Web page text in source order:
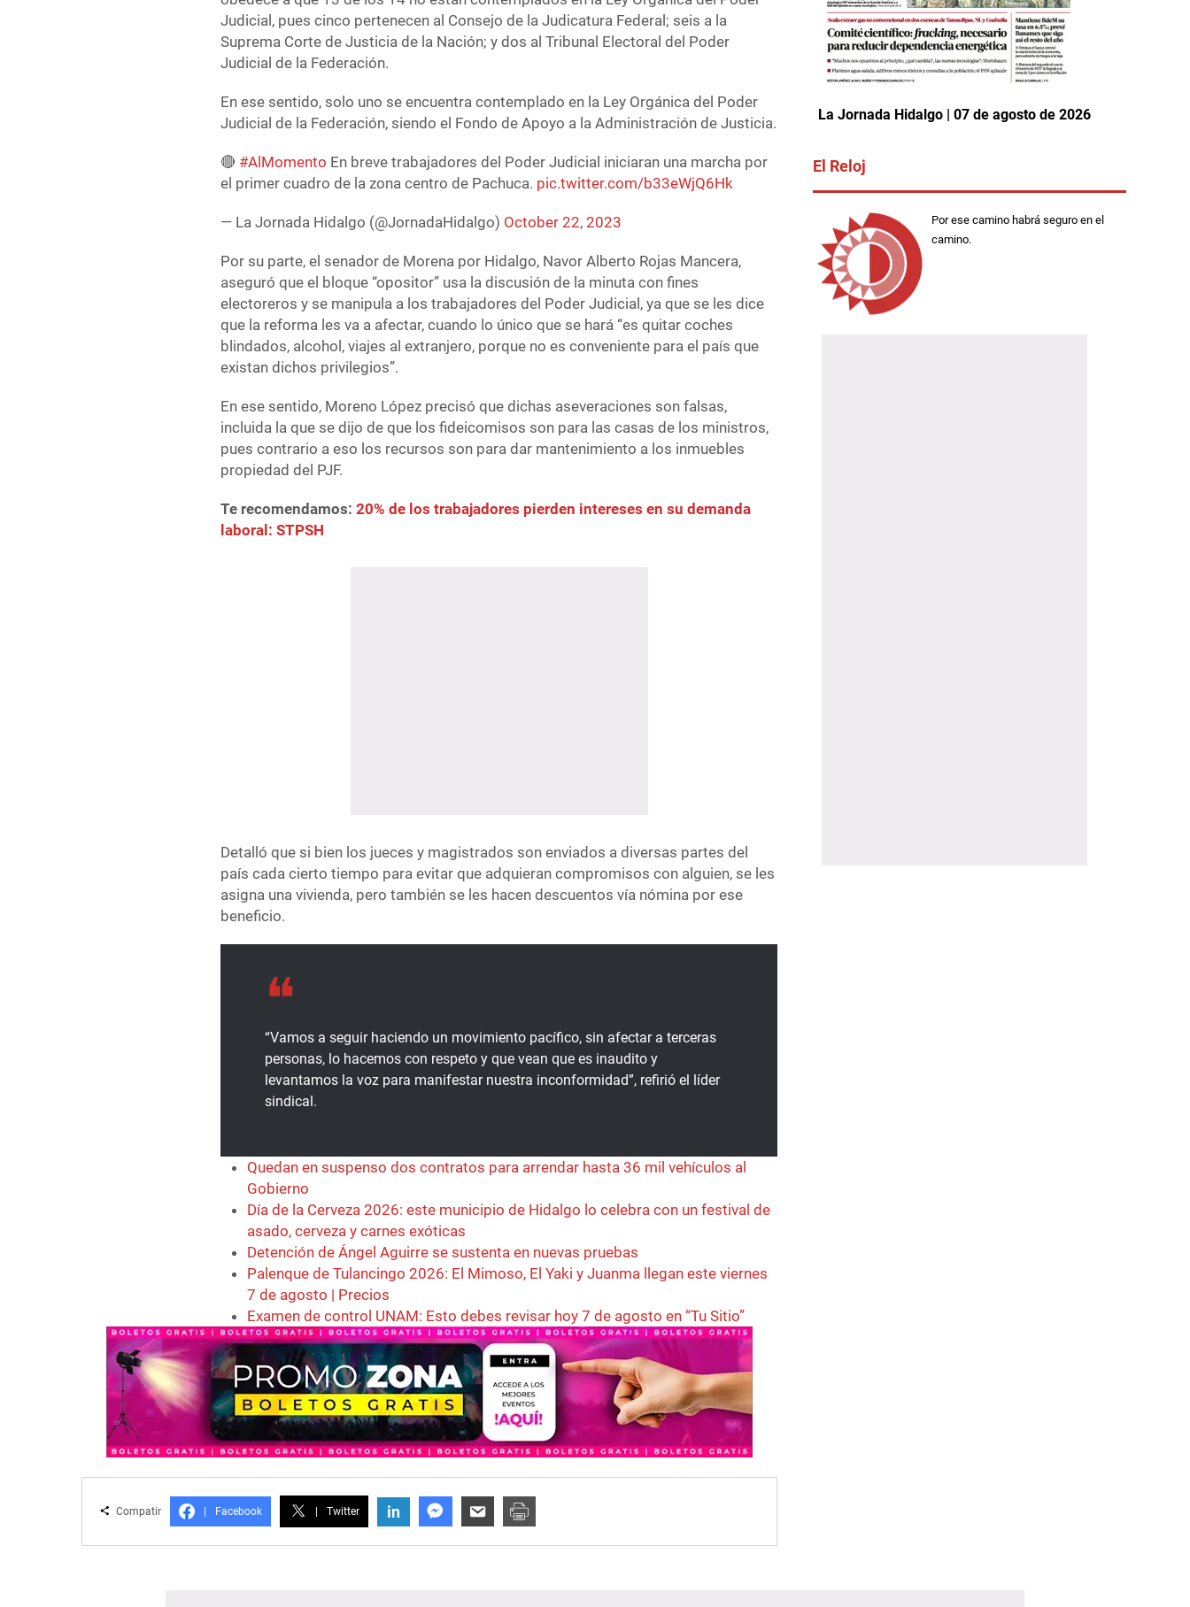
Judicial, pues cinco pertenecen al Consejo de la Judicatura Federal; seis a la
Suprema Corte de Justicia de la Nación; y dos al Tribunal Electoral del Poder
Judicial de la Federación.
En ese sentido, solo uno se encuentra contemplado en la Ley Orgánica del Poder
Judicial de la Federación, siendo el Fondo de Apoyo a la Administración de Justicia.
🔴 #AlMomento En breve trabajadores del Poder Judicial iniciaran una marcha por
el primer cuadro de la zona centro de Pachuca. pic.twitter.com/b33eWjQ6Hk
— La Jornada Hidalgo (@JornadaHidalgo) October 22, 2023
Por su parte, el senador de Morena por Hidalgo, Navor Alberto Rojas Mancera,
aseguró que el bloque “opositor” usa la discusión de la minuta con fines
electoreros y se manipula a los trabajadores del Poder Judicial, ya que se les dice
que la reforma les va a afectar, cuando lo único que se hará “es quitar coches
blindados, alcohol, viajes al extranjero, porque no es conveniente para el país que
existan dichos privilegios”.
En ese sentido, Moreno López precisó que dichas aseveraciones son falsas,
incluida la que se dijo de que los fideicomisos son para las casas de los ministros,
pues contrario a eso los recursos son para dar mantenimiento a los inmuebles
propiedad del PJF.
Te recomendamos:20% de los trabajadores pierden intereses en su demanda
laboral: STPSH
Detalló que si bien los jueces y magistrados son enviados a diversas partes del
país cada cierto tiempo para evitar que adquieran compromisos con alguien, se les
asigna una vivienda, pero también se les hacen descuentos vía nómina por ese
beneficio.
“Vamos a seguir haciendo un movimiento pacífico, sin afectar a terceras
personas, lo hacemos con respeto y que vean que es inaudito y
levantamos la voz para manifestar nuestra inconformidad”, refirió el líder
sindical.
Quedan en suspenso dos contratos para arrendar hasta 36 mil vehículos al
Gobierno
Día de la Cerveza 2026: este municipio de Hidalgo lo celebra con un festival de
asado, cerveza y carnes exóticas
Detención de Ángel Aguirre se sustenta en nuevas pruebas
Palenque de Tulancingo 2026: El Mimoso, El Yaki y Juanma llegan este viernes
7 de agosto | Precios
Examen de control UNAM: Esto debes revisar hoy 7 de agosto en “Tu Sitio”
Compatir Facebook Twitter in
La Jornada Hidalgo | 07 de agosto de 2026
El Reloj
Por ese camino habrá seguro en el
camino.